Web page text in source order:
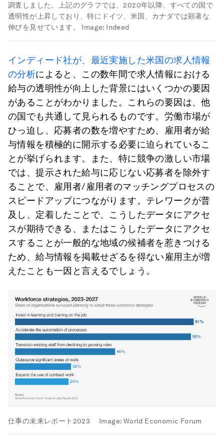
調査しました。上記のグラフでは、2020年以降、すべての国で
透明性が上昇しており、特にドイツ、米国、カナダでは顕著な
伸びを見せています。
Image: Indeed
インディード社が、最近実施した米国の求人情報
の分析によると、この数年間で求人情報における
給与の透明性が向上した背景にはいくつかの要因
があることがわかりました。これらの要因は、他
の国でも共通して見られるものです。労働市場が
ひっ迫し、応募者の数を増やすため、雇用者が給
与情報を積極的に開示する必要に迫られているこ
とが挙げられます。また、特に競争の激しい市場
では、提示された給与に応じない応募者を除外す
ることで、雇用者/雇用者のマッチングプロセスの
スピードアップにつながります。テレワークが普
及し、定着したことで、こうしたデータにアクセ
スが期待できる、またはこうしたデータにアクセ
スすることが一般的な地域の候補者を惹きつける
ため、給与情報を掲載せざるを得ない雇用主が増
えたことも一因と言えるでしょう。
仕事の未来レポート2023 Image: World Economic Forum